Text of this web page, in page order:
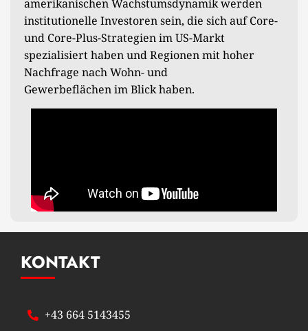
amerikanischen Wachstumsdynamik werden
institutionelle Investoren sein, die sich auf Core-
und Core-Plus-Strategien im US-Markt
spezialisiert haben und Regionen mit hoher
Nachfrage nach Wohn- und
Gewerbeflächen im Blick haben.
KONTAKT
+43 664 5143455